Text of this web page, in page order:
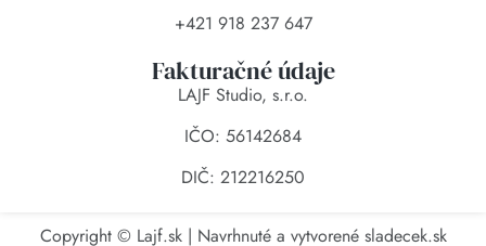
+421 918 237 647
Fakturačné údaje
LAJF Studio, s.r.o.
IČO: 56142684
DIČ: 212216250
Copyright © Lajf.sk | Navrhnuté a vytvorené sladecek.sk